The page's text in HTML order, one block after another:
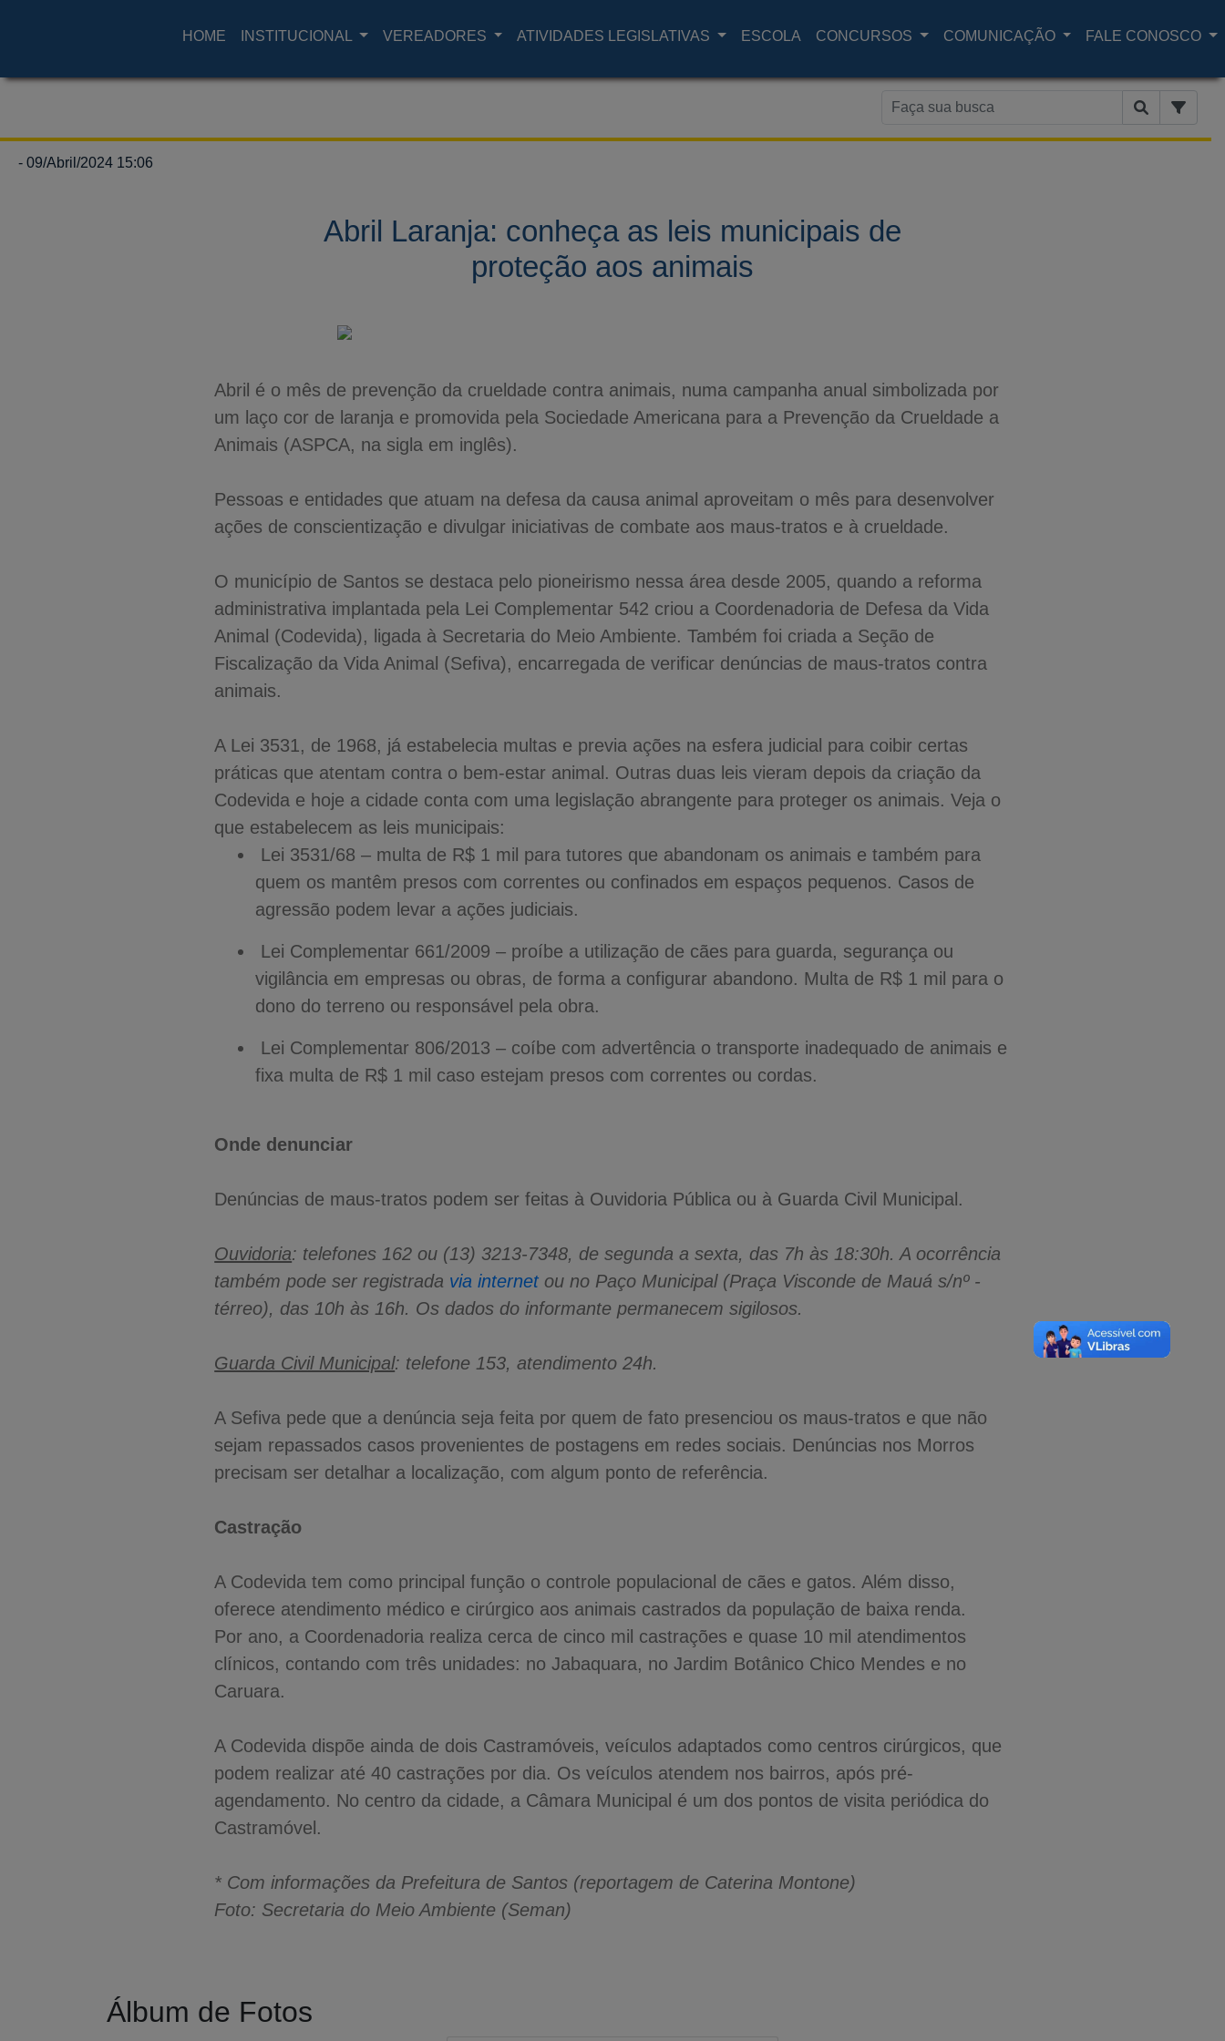
HOME INSTITUCIONAL VEREADORES ATIVIDADES LEGISLATIVAS ESCOLA CONCURSOS COMUNICAÇÃO FALE CONOSCO
- 09/Abril/2024 15:06
Abril Laranja: conheça as leis municipais de
proteção aos animais
Abril é o mês de prevenção da crueldade contra animais, numa campanha anual simbolizada por
um laço cor de laranja e promovida pela Sociedade Americana para a Prevenção da Crueldade a
Animais (ASPCA, na sigla em inglês).
Pessoas e entidades que atuam na defesa da causa animal aproveitam o mês para desenvolver
ações de conscientização e divulgar iniciativas de combate aos maus-tratos e à crueldade.
O município de Santos se destaca pelo pioneirismo nessa área desde 2005, quando a reforma
administrativa implantada pela Lei Complementar 542 criou a Coordenadoria de Defesa da Vida
Animal (Codevida), ligada à Secretaria do Meio Ambiente. Também foi criada a Seção de
Fiscalização da Vida Animal (Sefiva), encarregada de verificar denúncias de maus-tratos contra
animais.
A Lei 3531, de 1968, já estabelecia multas e previa ações na esfera judicial para coibir certas
práticas que atentam contra o bem-estar animal. Outras duas leis vieram depois da criação da
Codevida e hoje a cidade conta com uma legislação abrangente para proteger os animais. Veja o
que estabelecem as leis municipais:
Lei 3531/68 – multa de R$ 1 mil para tutores que abandonam os animais e também para
quem os mantêm presos com correntes ou confinados em espaços pequenos. Casos de
agressão podem levar a ações judiciais.
Lei Complementar 661/2009 – proíbe a utilização de cães para guarda, segurança ou
vigilância em empresas ou obras, de forma a configurar abandono. Multa de R$ 1 mil para o
dono do terreno ou responsável pela obra.
Lei Complementar 806/2013 – coíbe com advertência o transporte inadequado de animais e
fixa multa de R$ 1 mil caso estejam presos com correntes ou cordas.
Onde denunciar
Denúncias de maus-tratos podem ser feitas à Ouvidoria Pública ou à Guarda Civil Municipal.
Ouvidoria: telefones 162 ou (13) 3213-7348, de segunda a sexta, das 7h às 18:30h. A ocorrência
também pode ser registrada via internet ou no Paço Municipal (Praça Visconde de Mauá s/nº -
térreo), das 10h às 16h. Os dados do informante permanecem sigilosos.
Guarda Civil Municipal: telefone 153, atendimento 24h.
A Sefiva pede que a denúncia seja feita por quem de fato presenciou os maus-tratos e que não
sejam repassados casos provenientes de postagens em redes sociais. Denúncias nos Morros
precisam ser detalhar a localização, com algum ponto de referência.
Castração
A Codevida tem como principal função o controle populacional de cães e gatos. Além disso,
oferece atendimento médico e cirúrgico aos animais castrados da população de baixa renda.
Por ano, a Coordenadoria realiza cerca de cinco mil castrações e quase 10 mil atendimentos
clínicos, contando com três unidades: no Jabaquara, no Jardim Botânico Chico Mendes e no
Caruara.
A Codevida dispõe ainda de dois Castramóveis, veículos adaptados como centros cirúrgicos, que
podem realizar até 40 castrações por dia. Os veículos atendem nos bairros, após pré-
agendamento. No centro da cidade, a Câmara Municipal é um dos pontos de visita periódica do
Castramóvel.
* Com informações da Prefeitura de Santos (reportagem de Caterina Montone)
Foto: Secretaria do Meio Ambiente (Seman)
Álbum de Fotos